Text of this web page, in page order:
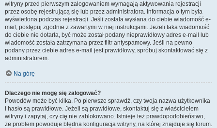
witryny przed pierwszym zalogowaniem wymagają aktywowania rejestracji
przez osobę rejestrującą się lub przez administratora. Informacja o tym była
wyświetlona podczas rejestracji. Jeśli została wysłana do ciebie wiadomość e-
mail, postępuj zgodnie z zawartymi w niej instrukcjami. Jeżeli taka wiadomość
do ciebie nie dotarła, być może został podany nieprawidłowy adres e-mail lub
wiadomość została zatrzymana przez filtr antyspamowy. Jeśli na pewno
podany przez ciebie adres e-mail jest prawidłowy, spróbuj skontaktować się z
administratorem.
Na górę
Dlaczego nie mogę się zalogować?
Powodów może być kilka. Po pierwsze sprawdź, czy twoja nazwa użytkownika
i hasło są prawidłowe. Jeżeli są prawidłowe, skontaktuj się z właścicielem
witryny i zapytaj, czy cię nie zablokowano. Istnieje też prawdopodobieństwo,
że problem powoduje błędna konfiguracja witryny, na której znajduje się forum.